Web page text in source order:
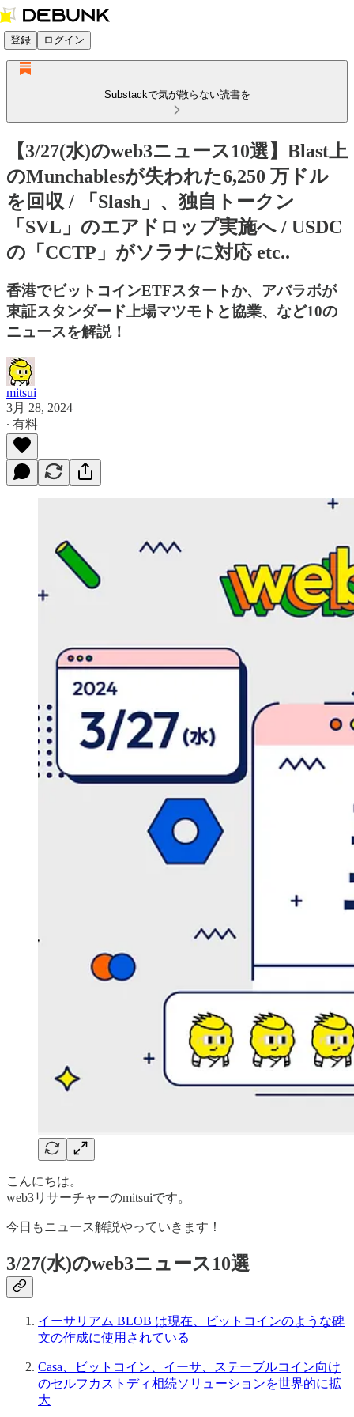
登録 ログイン
Substackで気が散らない読書を
【3/27(水)のweb3ニュース10選】Blast上
のMunchablesが失われた6,250 万ドル
を回収 / 「Slash」、独自トークン
「SVL」のエアドロップ実施へ / USDC
の「CCTP」がソラナに対応 etc..
香港でビットコインETFスタートか、アバラボが
東証スタンダード上場マツモトと協業、など10の
ニュースを解説！
mitsui
3月 28, 2024
∙ 有料
こんにちは。
web3リサーチャーのmitsuiです。
今日もニュース解説やっていきます！
3/27(水)のweb3ニュース10選
イーサリアム BLOB は現在、ビットコインのような碑
文の作成に使用されている
Casa、ビットコイン、イーサ、ステーブルコイン向け
のセルフカストディ相続ソリューションを世界的に拡
大